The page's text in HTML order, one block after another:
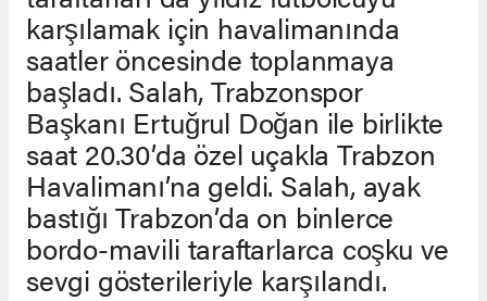
karşılamak için havalimanında
saatler öncesinde toplanmaya
başladı. Salah, Trabzonspor
Başkanı Ertuğrul Doğan ile birlikte
saat 20.30’da özel uçakla Trabzon
Havalimanı’na geldi. Salah, ayak
bastığı Trabzon’da on binlerce
bordo-mavili taraftarlarca coşku ve
sevgi gösterileriyle karşılandı.